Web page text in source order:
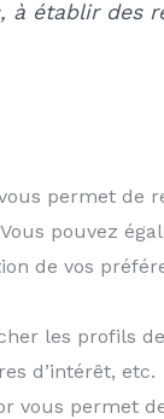
à établir des
permet de
pouvez
de vos
les profils
d’intérêt, etc.
vous permet